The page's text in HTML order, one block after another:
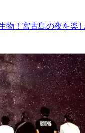
物！宮古島の夜を